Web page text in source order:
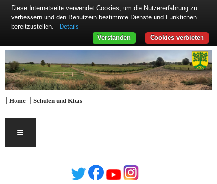
|Home |Schulen und Kitas
≡
Diese Internetseite verwendet Cookies, um die Nutzererfahrung zu
verbessern und den Benutzern bestimmte Dienste und Funktionen
bereitzustellen.
Details
Cookies verbieten
Verstanden